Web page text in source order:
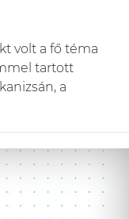
volt a fő téma
tartott
a